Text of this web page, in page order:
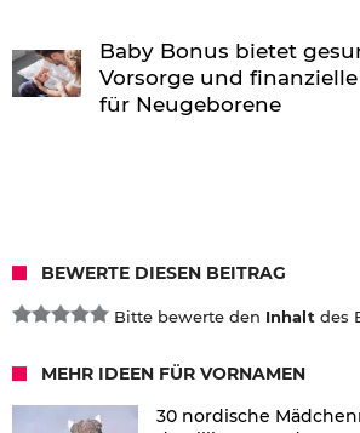
Baby Bonus bietet
Vorsorge und
für Neugeborene
BEWERTE DIESEN BEITRAG
Bitte bewerte den Inhalt des
MEHR IDEEN FÜR VORNAMEN
30 nordische